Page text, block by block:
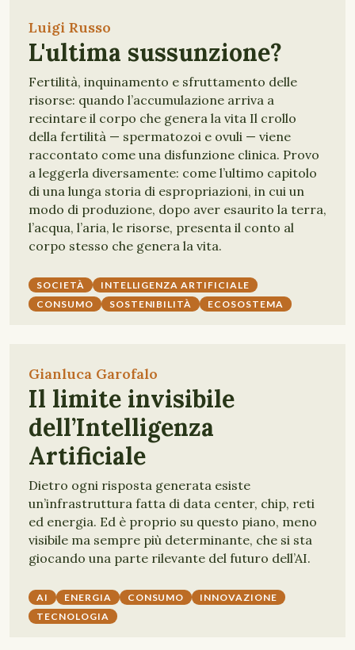
Luigi Russo
L'ultima sussunzione?
Fertilità, inquinamento e sfruttamento delle
risorse: quando l’accumulazione arriva a
recintare il corpo che genera la vita Il crollo
della fertilità — spermatozoi e ovuli — viene
raccontato come una disfunzione clinica. Provo
a leggerla diversamente: come l’ultimo capitolo
di una lunga storia di espropriazioni, in cui un
modo di produzione, dopo aver esaurito la terra,
l’acqua, l’aria, le risorse, presenta il conto al
corpo stesso che genera la vita.
SOCIETÀ
INTELLIGENZA ARTIFICIALE
CONSUMO
SOSTENIBILITÀ ECOSOSTEMA
Gianluca Garofalo
Il limite invisibile
dell’Intelligenza
Artificiale
Dietro ogni risposta generata esiste
un’infrastruttura fatta di data center, chip, reti
ed energia. Ed è proprio su questo piano, meno
visibile ma sempre più determinante, che si sta
giocando una parte rilevante del futuro dell’AI.
AI ENERGIA CONSUMO
INNOVAZIONE
TECNOLOGIA